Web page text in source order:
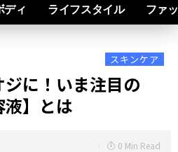
ディ ライフスタイル ファ
スキンケア
に！いま注目の
液】とは
0 Min Read